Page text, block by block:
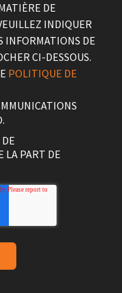
DE
INDIQUER
INFORMATIONS DE
CI-DESSOUS.
POLITIQUE DE
LA PART DE